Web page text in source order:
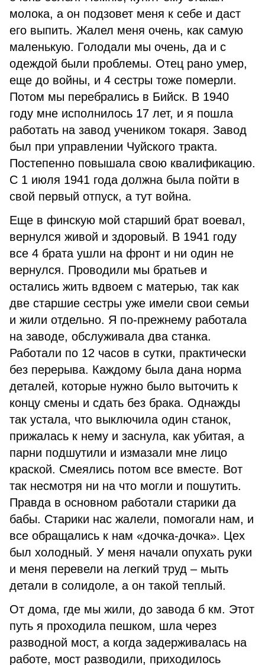
молока, а он подзовет меня к себе и даст
его выпить. Жалел меня очень, как самую
маленькую. Голодали мы очень, да и с
одеждой были проблемы. Отец рано умер,
еще до войны, и 4 сестры тоже померли.
Потом мы перебрались в Бийск. В 1940
году мне исполнилось 17 лет, и я пошла
работать на завод учеником токаря. Завод
был при управлении Чуйского тракта.
Постепенно повышала свою квалификацию.
С 1 июля 1941 года должна была пойти в
свой первый отпуск, а тут война.
Еще в финскую мой старший брат воевал,
вернулся живой и здоровый. В 1941 году
все 4 брата ушли на фронт и ни один не
вернулся. Проводили мы братьев и
остались жить вдвоем с матерью, так как
две старшие сестры уже имели свои семьи
и жили отдельно. Я по-прежнему работала
на заводе, обслуживала два станка.
Работали по 12 часов в сутки, практически
без перерыва. Каждому была дана норма
деталей, которые нужно было выточить к
концу смены и сдать без брака. Однажды
так устала, что выключила один станок,
прижалась к нему и заснула, как убитая, а
парни подшутили и измазали мне лицо
краской. Смеялись потом все вместе. Вот
так несмотря ни на что могли и пошутить.
Правда в основном работали старики да
бабы. Старики нас жалели, помогали нам, и
все обращались к нам «дочка-дочка». Цех
был холодный. У меня начали опухать руки
и меня перевели на легкий труд – мыть
детали в солидоле, а он такой теплый.
От дома, где мы жили, до завода б км. Этот
путь я проходила пешком, шла через
разводной мост, а когда задерживалась на
работе, мост разводили, приходилось